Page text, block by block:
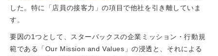
した。特に「店員の接客力」の項目で他社を引き離していま
す。
要因の1つとして、スターバックスの企業ミッション・行動規
範である「Our Mission and Values」の浸透と、それによる